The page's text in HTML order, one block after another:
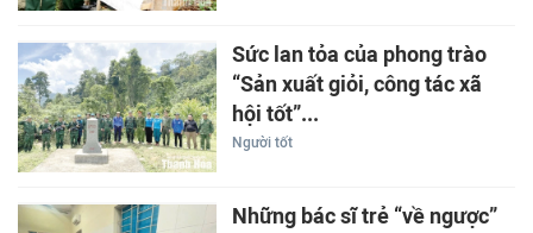
Sức lan tỏa của phong trào
“Sản xuất giỏi, công tác xã
hội tốt”...
Người tốt
Những bác sĩ trẻ “về ngược”